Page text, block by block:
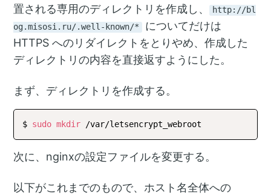
置される専用のディレクトリを作成し、 http://bl
og.misosi.ru/.well-known/*
についてだけは
HTTPS へのリダイレクトをとりやめ、作成した
ディレクトリの内容を直接返すようにした。
まず、ディレクトリを作成する。
$ sudo mkdir
次に、nginxの設定ファイルを変更する。
以下がこれまでのもので、ホスト名全体への